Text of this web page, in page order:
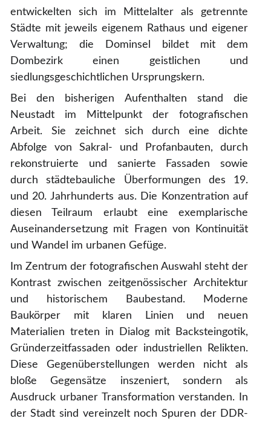
entwickelten sich im Mittelalter als getrennte
Städte mit jeweils eigenem Rathaus und eigener
Verwaltung; die Dominsel bildet mit dem
Dombezirk einen geistlichen und
siedlungsgeschichtlichen Ursprungskern.
Bei den bisherigen Aufenthalten stand die
Neustadt im Mittelpunkt der fotografischen
Arbeit. Sie zeichnet sich durch eine dichte
Abfolge von Sakral- und Profanbauten, durch
rekonstruierte und sanierte Fassaden sowie
durch städtebauliche Überformungen des 19.
und 20. Jahrhunderts aus. Die Konzentration auf
diesen Teilraum erlaubt eine exemplarische
Auseinandersetzung mit Fragen von Kontinuität
und Wandel im urbanen Gefüge.
Im Zentrum der fotografischen Auswahl steht der
Kontrast zwischen zeitgenössischer Architektur
und historischem Baubestand. Moderne
Baukörper mit klaren Linien und neuen
Materialien treten in Dialog mit Backsteingotik,
Gründerzeitfassaden oder industriellen Relikten.
Diese Gegenüberstellungen werden nicht als
bloße Gegensätze inszeniert, sondern als
Ausdruck urbaner Transformation verstanden. In
der Stadt sind vereinzelt noch Spuren der DDR-